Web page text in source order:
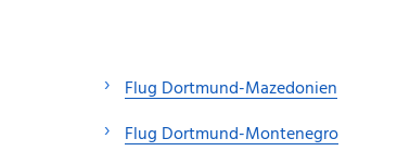
Flug Dortmund-Mazedonien
Flug Dortmund-Montenegro